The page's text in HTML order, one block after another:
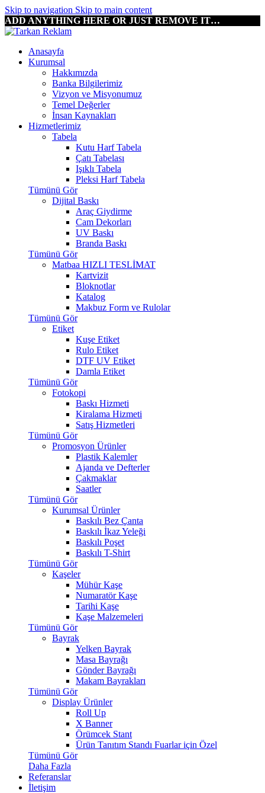
Skip to navigation Skip to main content
ADD ANYTHING HERE OR JUST REMOVE IT…
Anasayfa
Kurumsal
Hakkımızda
Banka Bilgilerimiz
Vizyon ve Misyonumuz
Temel Değerler
İnsan Kaynakları
Hizmetlerimiz
Tabela
Kutu Harf Tabela
Çatı Tabelası
Işıklı Tabela
Pleksi Harf Tabela
Tümünü Gör
Dijital Baskı
Araç Giydirme
Cam Dekorları
UV Baskı
Branda Baskı
Tümünü Gör
Matbaa HIZLI TESLİMAT
Kartvizit
Bloknotlar
Katalog
Makbuz Form ve Rulolar
Tümünü Gör
Etiket
Kuşe Etiket
Rulo Etiket
DTF UV Etiket
Damla Etiket
Tümünü Gör
Fotokopi
Baskı Hizmeti
Kiralama Hizmeti
Satış Hizmetleri
Tümünü Gör
Promosyon Ürünler
Plastik Kalemler
Ajanda ve Defterler
Çakmaklar
Saatler
Tümünü Gör
Kurumsal Ürünler
Baskılı Bez Çanta
Baskılı İkaz Yeleği
Baskılı Poşet
Baskılı T-Shirt
Tümünü Gör
Kaşeler
Mühür Kaşe
Numaratör Kaşe
Tarihi Kaşe
Kaşe Malzemeleri
Tümünü Gör
Bayrak
Yelken Bayrak
Masa Bayrağı
Gönder Bayrağı
Makam Bayrakları
Tümünü Gör
Display Ürünler
Roll Up
X Banner
Örümcek Stant
Ürün Tanıtım Standı Fuarlar için Özel
Tümünü Gör
Daha Fazla
Referanslar
İletişim